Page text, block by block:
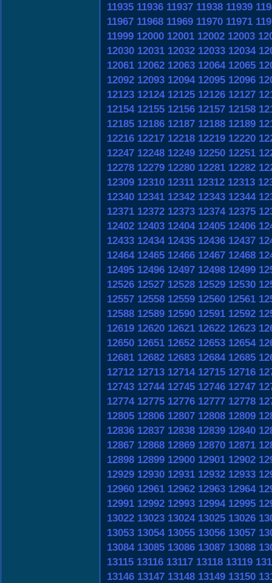
11935 11936 11937 11938 11939
11967 11968 11969 11970 11971
11999 12000 12001 12002 12003
12030 12031 12032 12033 12034
12061 12062 12063 12064 12065
12092 12093 12094 12095 12096
12123 12124 12125 12126 12127
12154 12155 12156 12157 12158
12185 12186 12187 12188 12189
12216 12217 12218 12219 12220
12247 12248 12249 12250 12251
12278 12279 12280 12281 12282
12309 12310 12311 12312 12313
12340 12341 12342 12343 12344
12371 12372 12373 12374 12375
12402 12403 12404 12405 12406
12433 12434 12435 12436 12437
12464 12465 12466 12467 12468
12495 12496 12497 12498 12499
12526 12527 12528 12529 12530
12557 12558 12559 12560 12561
12588 12589 12590 12591 12592
12619 12620 12621 12622 12623
12650 12651 12652 12653 12654
12681 12682 12683 12684 12685
12712 12713 12714 12715 12716
12743 12744 12745 12746 12747
12774 12775 12776 12777 12778
12805 12806 12807 12808 12809
12836 12837 12838 12839 12840
12867 12868 12869 12870 12871
12898 12899 12900 12901 12902
12929 12930 12931 12932 12933
12960 12961 12962 12963 12964
12991 12992 12993 12994 12995
13022 13023 13024 13025 13026
13053 13054 13055 13056 13057
13084 13085 13086 13087 13088
13115 13116 13117 13118 13119
13146 13147 13148 13149 13150